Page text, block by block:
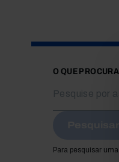
O QUE
Para pesquisar